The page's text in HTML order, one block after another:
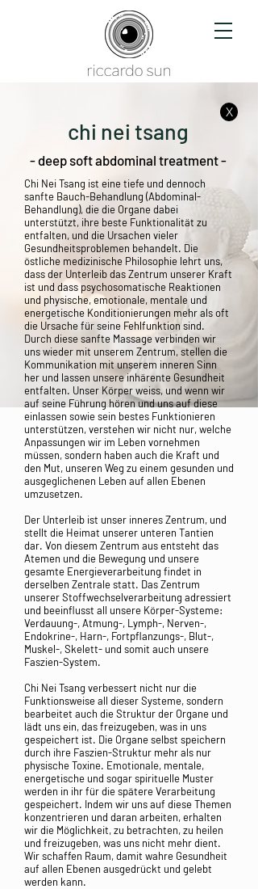
chi nei tsang
- deep soft abdominal treatment -
Chi Nei Tsang ist eine tiefe und dennoch
sanfte Bauch-Behandlung (Abdominal-
Behandlung), die die Organe dabei
unterstützt, ihre beste Funktionalität zu
entfalten, und die Ursachen vieler
Gesundheitsproblemen behandelt. Die
östliche medizinische Philosophie lehrt uns,
dass der Unterleib das Zentrum unserer Kraft
ist und dass psychosomatische Reaktionen
und physische, emotionale, mentale und
energetische Konditionierungen mehr als oft
die Ursache für seine Fehlfunktion sind.
Durch diese sanfte Massage verbinden wir
uns wieder mit unserem Zentrum, stellen die
Kommunikation mit unserem inneren Sinn
her und lassen unsere inhärente Gesundheit
entfalten. Unser Körper weiss, und wenn wir
auf seine Führung hören und uns auf diese
einlassen sowie sein bestes Funktionieren
unterstützen, verstehen wir nicht nur, welche
Anpassungen wir im Leben vornehmen
müssen, sondern haben auch die Kraft und
den Mut, unseren Weg zu einem gesunden und
ausgeglichenen Leben auf allen Ebenen
umzusetzen.
Der Unterleib ist unser inneres Zentrum, und
stellt die Heimat unserer unteren Tantien
dar. Von diesem Zentrum aus entsteht das
Atemen und die Bewegung und unsere
gesamte Energieverarbeitung findet in
derselben Zentrale statt. Das Zentrum
unserer Stoffwechselverarbeitung adressiert
und beeinflusst all unsere Körper-Systeme:
Verdauung-, Atmung-, Lymph-, Nerven-,
Endokrine-, Harn-, Fortpflanzungs-, Blut-,
Muskel-, Skelett- und somit auch unsere
Faszien-System.
Chi Nei Tsang verbessert nicht nur die
Funktionsweise all dieser Systeme, sondern
bearbeitet auch die Struktur der Organe und
lädt uns ein, das freizugeben, was in uns
gespeichert ist. Die Organe selbst speichern
durch ihre Faszien-Struktur mehr als nur
physische Toxine. Emotionale, mentale,
energetische und sogar spirituelle Muster
werden in ihr für die spätere Verarbeitung
gespeichert. Indem wir uns auf diese Themen
konzentrieren und daran arbeiten, erhalten
wir die Möglichkeit, zu betrachten, zu heilen
und freizugeben, was uns nicht mehr dient.
Wir schaffen Raum, damit wahre Gesundheit
auf allen Ebenen ausgedrückt und gelebt
werden kann.
X